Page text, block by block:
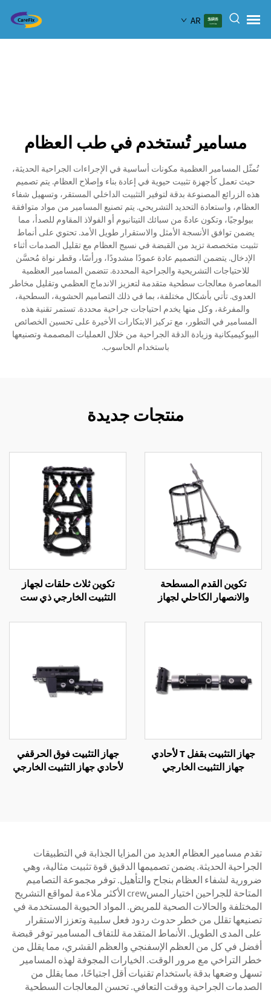
AR
مسامير تُستخدم في طب العظام
تُمثّل المسامير العظمية مكونات أساسية في الإجراءات الجراحية الحديثة،
حيث تعمل كأجهزة تثبيت حيوية في إعادة بناء وإصلاح العظام. يتم تصميم
هذه الزرائع المصنوعة بدقة لتوفير التثبيت الداخلي المستقر، وتسهيل شفاء
العظام، واستعادة التحديد التشريحي. يتم تصنيع المسامير من مواد متوافقة
بيولوجيًا، وتكون عادةً من سبائك التيتانيوم أو الفولاذ المقاوم للصدأ، مما
يضمن توافق الأنسجة الأمثل والاستقرار طويل الأمد. تحتوي على أنماط
تثبيت متخصصة تزيد من القبضة في نسيج العظام مع تقليل الصدمات أثناء
الإدخال. يتضمن التصميم عادة عمودًا مشدودًا، ورأسًا، وقطر نواة مُحسَّن
للاحتياجات التشريحية والجراحية المحددة. تتضمن المسامير العظمية
المعاصرة معالجات سطحية متقدمة لتعزيز الاندماج العظمي وتقليل مخاطر
العدوى. تأتي بأشكال مختلفة، بما في ذلك التصاميم الحشوية، السطحية،
والمفرغة، وكل منها يخدم احتياجات جراحية محددة. تستمر تقنية هذه
المسامير في التطور، مع تركيز الابتكارات الأخيرة على تحسين الخصائص
البيوكيميكانية وزيادة الدقة الجراحية من خلال العمليات المصممة وتصنيعها
باستخدام الحاسوب.
منتجات جديدة
تكوين القدم المسطحة
والانصهار الكاحلي لجهاز
تكوين ثلاث حلقات لجهاز
التثبيت الخارجي ذي ست
جهاز التثبيت بقفل T لأحادي
جهاز التثبيت الخارجي
جهاز التثبيت فوق الحرقفي
لأحادي جهاز التثبيت الخارجي
تقدم مسامير العظام العديد من المزايا الجذابة في التطبيقات
الجراحية الحديثة. يضمن تصميمها الدقيق قوة تثبيت مثالية، وهي
ضرورية لشفاء العظام بنجاح والتأهيل. توفر مجموعة التصاميم
المتاحة للجراحين اختيار المسcrew الأكثر ملاءمة لمواقع التشريح
المختلفة والحالات الصحية للمريض. المواد الحيوية المستخدمة في
تصنيعها تقلل من خطر حدوث ردود فعل سلبية وتعزز الاستقرار
على المدى الطويل. الأنماط المتقدمة للتفاف المسامير توفر قبضة
أفضل في كل من العظم الإسفنجي والعظم القشري، مما يقلل من
خطر التراخي مع مرور الوقت. الخيارات المجوفة لهذه المسامير
تسهل وضعها بدقة باستخدام تقنيات أقل اجتياحًا، مما يقلل من
الصدمات الجراحية ووقت التعافي. تحسن المعالجات السطحية